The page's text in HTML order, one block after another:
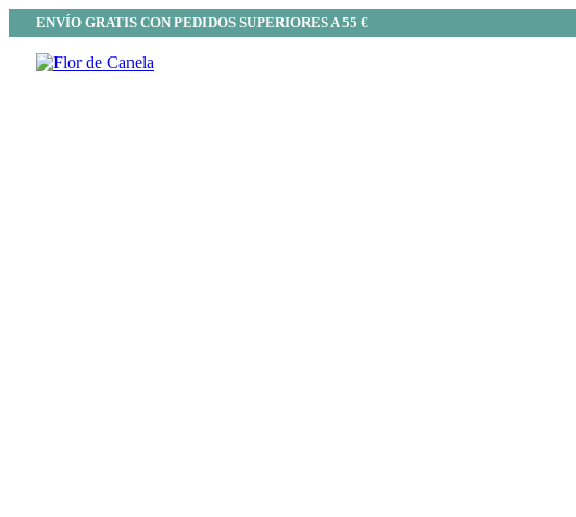
ENVÍO GRATIS CON PEDIDOS SUPERIORES A 55 €